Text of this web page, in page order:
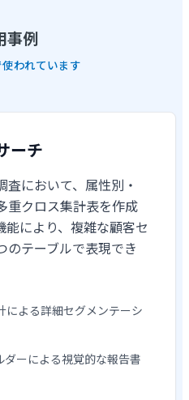
事例
われています
ーチ
において、属性別・
重クロス集計表を作成
能により、複雑な顧客セ
のテーブルで表現でき
による詳細セグメンテーシ
ダーによる視覚的な報告書